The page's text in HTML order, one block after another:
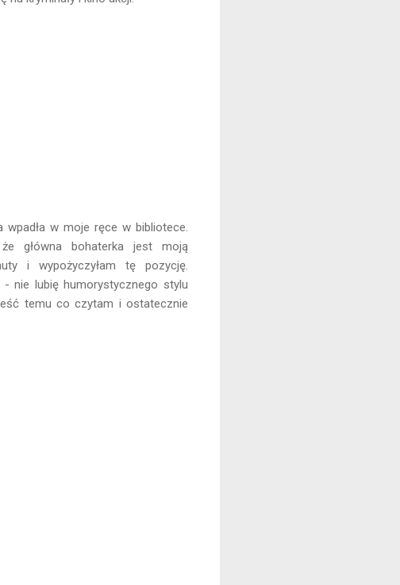
w moje ręce w bibliotece.
główna bohaterka jest moją
i wypożyczyłam tę pozycję.
nie lubię humorystycznego stylu
temu co czytam i ostatecznie
czas.